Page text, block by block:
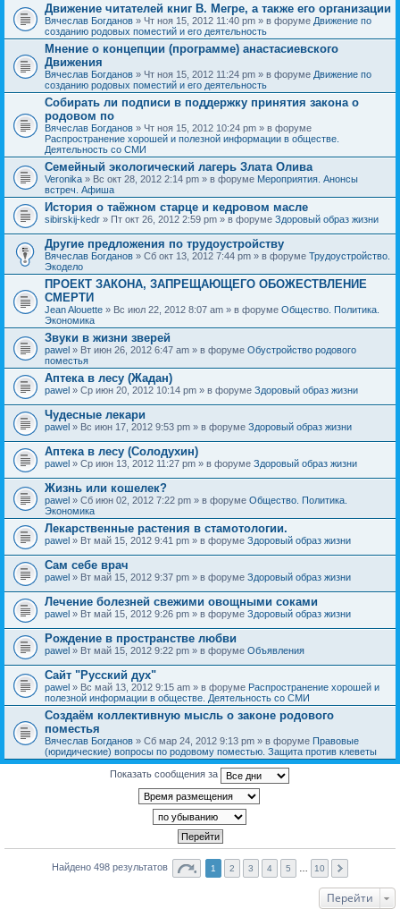
Движение читателей книг В. Мегре, а также его организации
Вячеслав Богданов » Чт ноя 15, 2012 11:40 pm » в форуме Движение по
созданию родовых поместий и его деятельность
Мнение о концепции (программе) анастасиевского
Движения
Вячеслав Богданов » Чт ноя 15, 2012 11:24 pm » в форуме Движение по
созданию родовых поместий и его деятельность
Собирать ли подписи в поддержку принятия закона о
родовом по
Вячеслав Богданов » Чт ноя 15, 2012 10:24 pm » в форуме
Распространение хорошей и полезной информации в обществе.
Деятельность со СМИ
Семейный экологический лагерь Злата Олива
Veronika » Вс окт 28, 2012 2:14 pm » в форуме Мероприятия. Анонсы
встреч. Афиша
История о таёжном старце и кедровом масле
sibirskij-kedr » Пт окт 26, 2012 2:59 pm » в форуме Здоровый образ жизни
Другие предложения по трудоустройству
Вячеслав Богданов » Сб окт 13, 2012 7:44 pm » в форуме Трудоустройство.
Экодело
ПРОЕКТ ЗАКОНА, ЗАПРЕЩАЮЩЕГО ОБОЖЕСТВЛЕНИЕ
СМЕРТИ
Jean Alouette » Вс июл 22, 2012 8:07 am » в форуме Общество. Политика.
Экономика
Звуки в жизни зверей
pawel » Вт июн 26, 2012 6:47 am » в форуме Обустройство родового
поместья
Аптека в лесу (Жадан)
pawel » Ср июн 20, 2012 10:14 pm » в форуме Здоровый образ жизни
Чудесные лекари
pawel » Вс июн 17, 2012 9:53 pm » в форуме Здоровый образ жизни
Аптека в лесу (Солодухин)
pawel » Ср июн 13, 2012 11:27 pm » в форуме Здоровый образ жизни
Жизнь или кошелек?
pawel » Сб июн 02, 2012 7:22 pm » в форуме Общество. Политика.
Экономика
Лекарственные растения в стамотологии.
pawel » Вт май 15, 2012 9:41 pm » в форуме Здоровый образ жизни
Сам себе врач
pawel » Вт май 15, 2012 9:37 pm » в форуме Здоровый образ жизни
Лечение болезней свежими овощными соками
pawel » Вт май 15, 2012 9:26 pm » в форуме Здоровый образ жизни
Рождение в пространстве любви
pawel » Вт май 15, 2012 9:22 pm » в форуме Объявления
Сайт "Русский дух"
pawel » Вс май 13, 2012 9:15 am » в форуме Распространение хорошей и
полезной информации в обществе. Деятельность со СМИ
Создаём коллективную мысль о законе родового
поместья
Вячеслав Богданов » Сб мар 24, 2012 9:13 pm » в форуме Правовые
(юридические) вопросы по родовому поместью. Защита против клеветы
Показать сообщения за
Найдено 498 результатов 1 2 3 4 5 10
Перейти